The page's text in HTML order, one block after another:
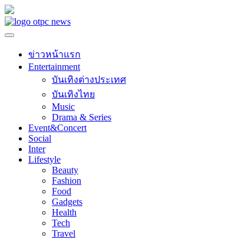
Skip
to
ข่าวหน้าแรก
Entertainment
บันเทิงต่างประเทศ
บันเทิงไทย
Music
Drama & Series
Event&Concert
Social
Inter
Lifestyle
Beauty
Fashion
Food
Gadgets
Health
Tech
Travel